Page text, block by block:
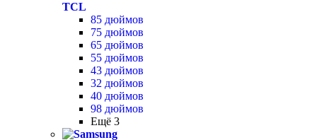
TCL
85 дюймов
75 дюймов
65 дюймов
55 дюймов
43 дюймов
32 дюймов
40 дюймов
98 дюймов
Ещё 3